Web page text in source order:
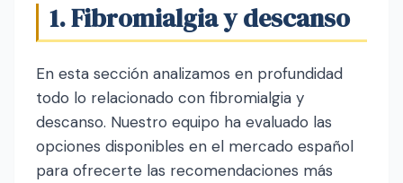
1. Fibromialgia y descanso
En esta sección analizamos en profundidad
todo lo relacionado con fibromialgia y
descanso. Nuestro equipo ha evaluado las
opciones disponibles en el mercado español
para ofrecerte las recomendaciones más